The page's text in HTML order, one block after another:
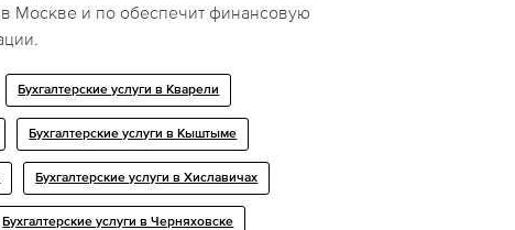
Москве и по обеспечит финансовую
Бухгалтерские услуги в Кварели
Бухгалтерские услуги в Кыштыме
Бухгалтерские услуги в Хиславичах
Бухгалтерские услуги в Черняховске